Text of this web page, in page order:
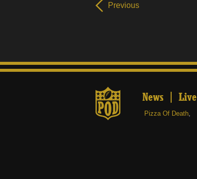
Previous
News Live
Pizza Of Death